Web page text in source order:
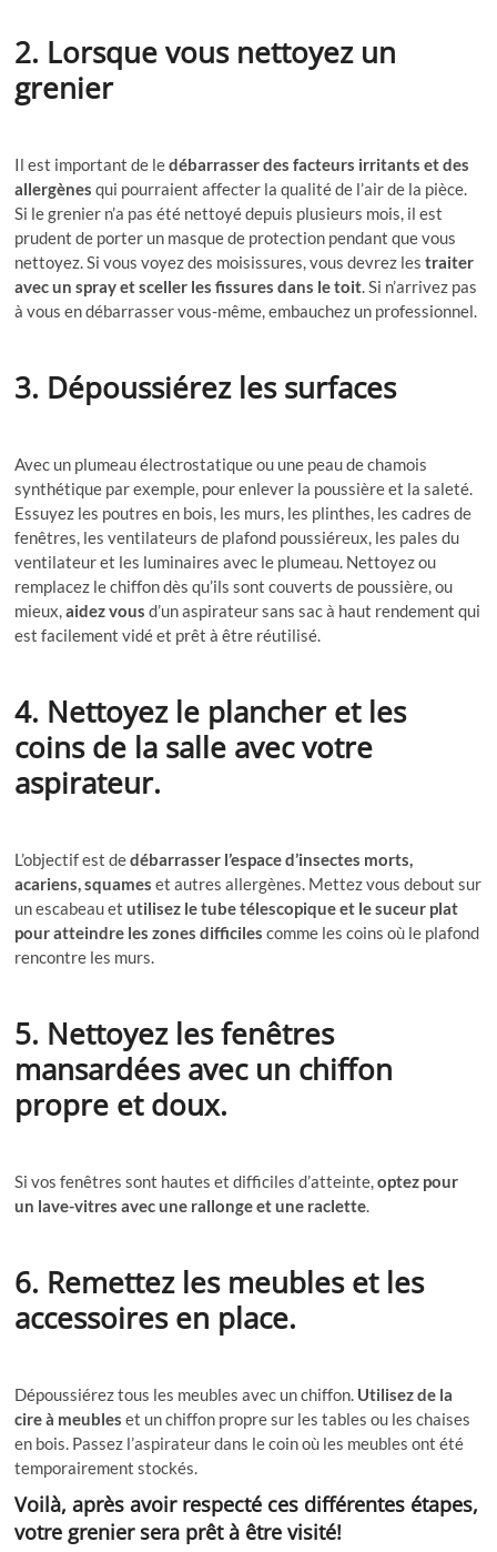
2. Lorsque vous nettoyez un
grenier
Il est important de ledébarrasser des facteurs irritants et des
allergènes qui pourraient affecter la qualité de l’air de la pièce.
Si le grenier n’a pas été nettoyé depuis plusieurs mois, il est
prudent de porter un masque de protection pendant que vous
nettoyez. Si vous voyez des moisissures, vous devrez lestraiter
avec un spray et sceller les fissures dans le toit. Si n’arrivez pas
à vous en débarrasser vous-même, embauchez un professionnel.
3. Dépoussiérez les surfaces
Avec un plumeau électrostatique ou une peau de chamois
synthétique par exemple, pour enlever la poussière et la saleté.
Essuyez les poutres en bois, les murs, les plinthes, les cadres de
fenêtres, les ventilateurs de plafond poussiéreux, les pales du
ventilateur et les luminaires avec le plumeau. Nettoyez ou
remplacez le chiffon dès qu’ils sont couverts de poussière, ou
mieux,aidez vous d’un aspirateur sans sac à haut rendement qui
est facilement vidé et prêt à être réutilisé.
4. Nettoyez le plancher et les
coins de la salle avec votre
aspirateur.
L’objectif est dedébarrasser l’espace d’insectes morts,
acariens, squames et autres allergènes. Mettez vous debout sur
un escabeau etutilisez le tube télescopique et le suceur plat
pour atteindre les zones difficiles comme les coins où le plafond
rencontre les murs.
5. Nettoyez les fenêtres
mansardées avec un chiffon
propre et doux.
Si vos fenêtres sont hautes et difficiles d’atteinte,optez pour
un lave-vitres avec une rallonge et une raclette.
6. Remettez les meubles et les
accessoires en place.
Dépoussiérez tous les meubles avec un chiffon. Utilisez de la
cire à meubles et un chiffon propre sur les tables ou les chaises
en bois. Passez l’aspirateur dans le coin où les meubles ont été
temporairement stockés.
Voilà, après avoir respecté ces différentes étapes,
votre grenier sera prêt à être visité!